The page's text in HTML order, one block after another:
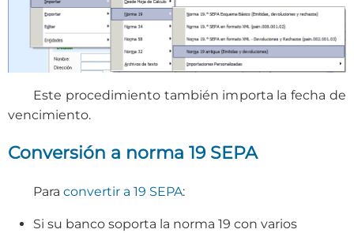
Este procedimiento también importa la fecha de
vencimiento.
Conversión a norma 19 SEPA
Para convertir a 19 SEPA:
Si su banco soporta la norma 19 con varios